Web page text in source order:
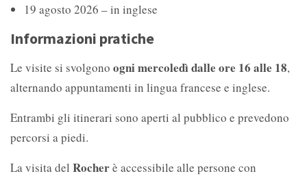
19 agosto 2026 – in inglese
Informazioni pratiche
Le visite si svolgono ogni mercoledì dalle ore 16 alle 18,
alternando appuntamenti in lingua francese e inglese.
Entrambi gli itinerari sono aperti al pubblico e prevedono
percorsi a piedi.
La visita del Rocherè accessibile alle persone con